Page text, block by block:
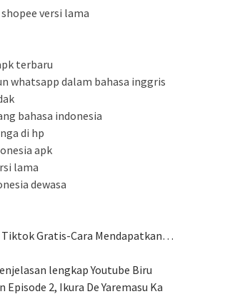
versi lama
terbaru
whatsapp dalam bahasa inggris
bahasa indonesia
di hp
apk
lama
dewasa
Tiktok Gratis-Cara Mendapatkan…
lengkap Youtube Biru
Episode 2, Ikura De Yaremasu Ka